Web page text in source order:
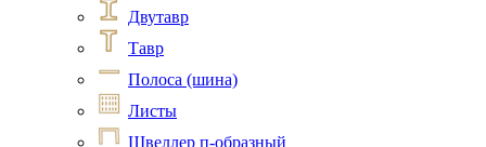
Двутавр
Тавр
Полоса (шина)
Листы
Швеллер п-образный